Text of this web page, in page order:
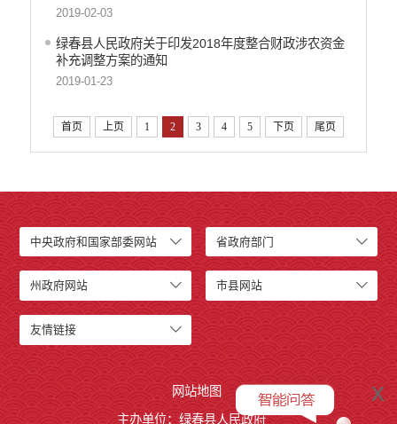
2019-02-03
绿春县人民政府关于印发2018年度整合财政涉农资金
补充调整方案的通知
2019-01-23
首页 上页 1 2 3 4 5 下页 尾页
中央政府和国家部委网站 省政府部门
州政府网站 市县网站
友情链接
x
网站地图
主办单位：绿春县人民政府